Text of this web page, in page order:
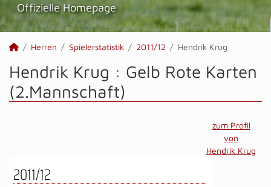
Offizielle Homepage
Herren Spielerstatistik 2011/12 Hendrik Krug
Hendrik Krug : Gelb Rote Karten
(2.Mannschaft)
zum Profil
von
Hendrik Krug
2011/12